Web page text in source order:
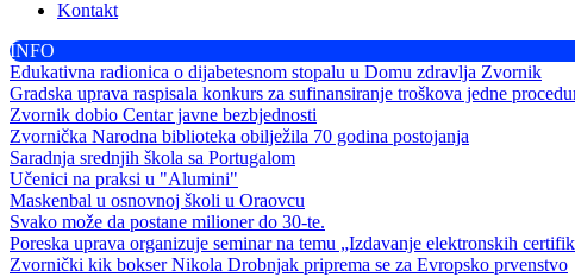
Kontakt
INFO
Edukativna radionica o dijabetesnom stopalu u Domu zdravlja Zvornik
Gradska uprava raspisala konkurs za sufinansiranje troškova jedne
Zvornik dobio Centar javne bezbjednosti
Zvornička Narodna biblioteka obilježila 70 godina postojanja
Saradnja srednjih škola sa Portugalom
Učenici na praksi u "Alumini"
Maskenbal u osnovnoj školi u Oraovcu
Svako može da postane milioner do 30-te.
Poreska uprava organizuje seminar na temu „Izdavanje elektronskih
Zvornički kik bokser Nikola Drobnjak priprema se za Evropsko prvenstvo